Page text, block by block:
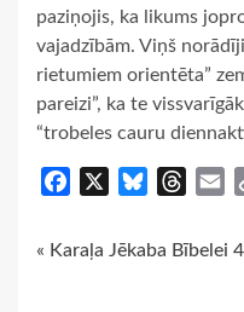
paziņojis, ka likums
vajadzībām. Viņš
rietumiem orientēta”
pareizi”, ka te
“trobeles cauru
Facebook Bluesky
Continue
« Karaļa Jēkaba Bībelei